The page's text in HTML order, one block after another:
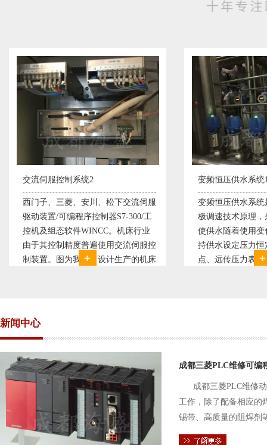
下交流伺服
器S7-300/工
。机床行业
用交流伺服控
生产的机床
变频恒压供水系统是利用交流电机无
极调速技术原理，采用PID闭环控制
使供水随着使用变化而变化，从而维
持供水设定压力恒定。他比传统电接
点、远传压力表供水水压恒定，因此
新闻中心
成都三菱PLC维修可编
成都三菱PLC维修
工作，除了配备相应的
锡带、高质量的阻焊剂
件的电路及通信电缆。